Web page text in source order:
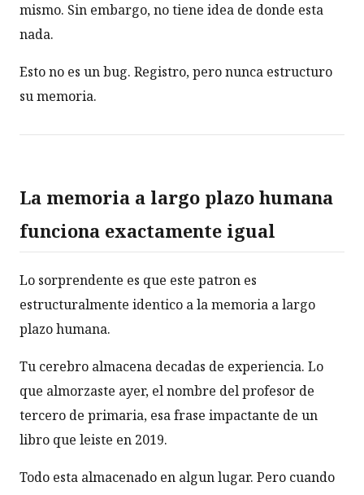
mismo. Sin embargo, no tiene idea de donde esta
nada.
Esto no es un bug. Registro, pero nunca estructuro
su memoria.
La memoria a largo plazo humana
funciona exactamente igual
Lo sorprendente es que este patron es
estructuralmente identico a la memoria a largo
plazo humana.
Tu cerebro almacena decadas de experiencia. Lo
que almorzaste ayer, el nombre del profesor de
tercero de primaria, esa frase impactante de un
libro que leiste en 2019.
Todo esta almacenado en algun lugar. Pero cuando